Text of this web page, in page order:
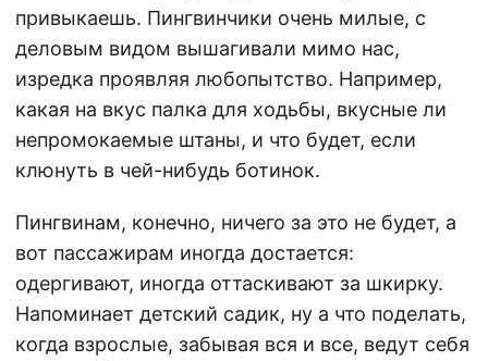
привыкаешь. Пингвинчики очень милые, с
деловым видом вышагивали мимо нас,
изредка проявляя любопытство. Например,
какая на вкус палка для ходьбы, вкусные ли
непромокаемые штаны, и что будет, если
клюнуть в чей-нибудь ботинок.
Пингвинам, конечно, ничего за это не будет, а
вот пассажирам иногда достается:
одергивают, иногда оттаскивают за шкирку.
Напоминает детский садик, ну а что поделать,
когда взрослые, забывая вся и все, ведут себя